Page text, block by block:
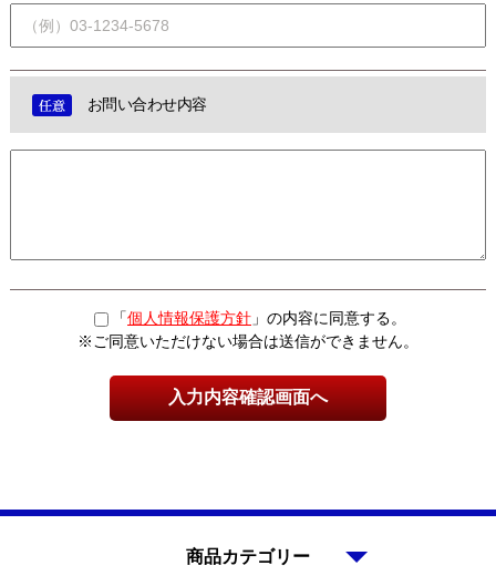
お問い合わせ内容
「個人情報保護方針 」の内容に同意する。
※ご同意いただけない場合は送信ができません。
商品カテゴリー